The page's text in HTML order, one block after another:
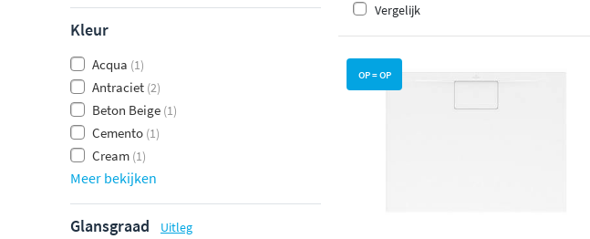
Kleur
Acqua (1)
Antraciet (2)
Beton Beige (1)
Cemento (1)
Cream (1)
Meer bekijken
Glansgraad Uitleg
Vergelijk
OP = OP